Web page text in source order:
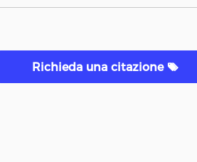
Richieda una citazione